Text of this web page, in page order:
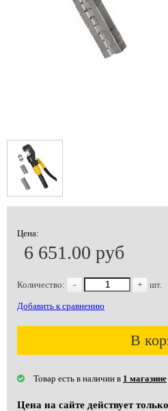
Цена:
6 651.00 руб
Количество: - + шт.
Добавить к сравнению
В
Товар есть в наличии в 1 магазине
Цена на сайте действует